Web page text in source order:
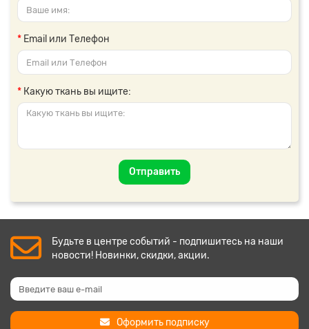
Email или Телефон
Какую ткань вы ищите:
Отправить
Будьте в центре событий - подпишитесь на наши
новости! Новинки, скидки, акции.
Оформить подписку